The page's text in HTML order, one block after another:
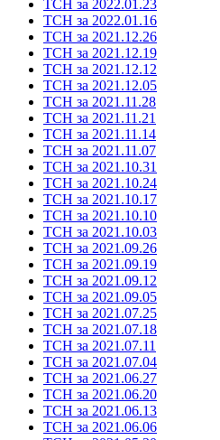
ТСН за 2022.01.23
ТСН за 2022.01.16
ТСН за 2021.12.26
ТСН за 2021.12.19
ТСН за 2021.12.12
ТСН за 2021.12.05
ТСН за 2021.11.28
ТСН за 2021.11.21
ТСН за 2021.11.14
ТСН за 2021.11.07
ТСН за 2021.10.31
ТСН за 2021.10.24
ТСН за 2021.10.17
ТСН за 2021.10.10
ТСН за 2021.10.03
ТСН за 2021.09.26
ТСН за 2021.09.19
ТСН за 2021.09.12
ТСН за 2021.09.05
ТСН за 2021.07.25
ТСН за 2021.07.18
ТСН за 2021.07.11
ТСН за 2021.07.04
ТСН за 2021.06.27
ТСН за 2021.06.20
ТСН за 2021.06.13
ТСН за 2021.06.06